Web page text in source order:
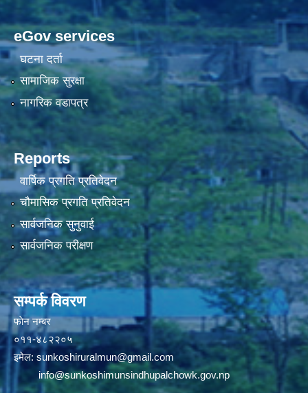
eGov services
घटना दर्ता
सामाजिक सुरक्षा
नागरिक वडापत्र
Reports
वार्षिक प्रगति प्रतिवेदन
चौमासिक प्रगति प्रतिवेदन
सार्वजनिक सुनुवाई
सार्वजनिक परीक्षण
सम्पर्क विवरण
फाेन न‌‍‍‍‌‌म्बर
०११-४८२२०५
इमेल: sunkoshiruralmun@gmail.com
info@sunkoshimunsindhupalchowk.gov.np